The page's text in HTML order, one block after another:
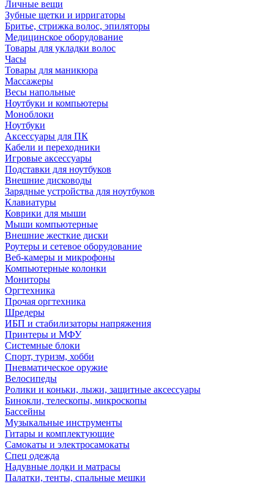
Личные вещи
Зубные щетки и ирригаторы
Бритье, стрижка волос, эпиляторы
Медицинское оборудование
Товары для укладки волос
Часы
Товары для маникюра
Массажеры
Весы напольные
Ноутбуки и компьютеры
Моноблоки
Ноутбуки
Аксессуары для ПК
Кабели и переходники
Игровые аксессуары
Подставки для ноутбуков
Внешние дисководы
Зарядные устройства для ноутбуков
Клавиатуры
Коврики для мыши
Мыши компьютерные
Внешние жесткие диски
Роутеры и сетевое оборудование
Веб-камеры и микрофоны
Компьютерные колонки
Мониторы
Оргтехника
Прочая оргтехника
Шредеры
ИБП и стабилизаторы напряжения
Принтеры и МФУ
Системные блоки
Спорт, туризм, хобби
Пневматическое оружие
Велосипеды
Ролики и коньки, лыжи, защитные аксессуары
Бинокли, телескопы, микроскопы
Бассейны
Музыкальные инструменты
Гитары и комплектующие
Самокаты и электросамокаты
Спец одежда
Надувные лодки и матрасы
Палатки, тенты, спальные мешки